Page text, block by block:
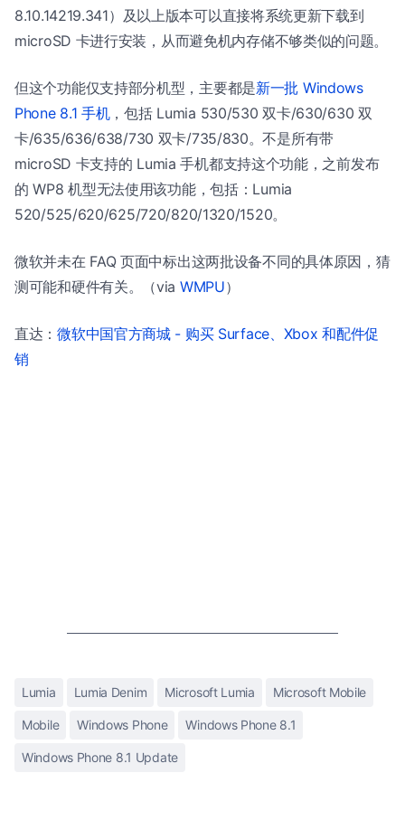
8.10.14219.341）及以上版本可以直接将系统更新下载到
microSD 卡进行安装，从而避免机内存储不够类似的问题。
但这个功能仅支持部分机型，主要都是新一批 Windows
Phone 8.1 手机，包括 Lumia 530/530 双卡/630/630 双
卡/635/636/638/730 双卡/735/830。不是所有带
microSD 卡支持的 Lumia 手机都支持这个功能，之前发布
的 WP8 机型无法使用该功能，包括：Lumia
520/525/620/625/720/820/1320/1520。
微软并未在 FAQ 页面中标出这两批设备不同的具体原因，猜
测可能和硬件有关。（via WMPU）
直达：微软中国官方商城 - 购买 Surface、Xbox 和配件促
销
Lumia Lumia Denim Microsoft Lumia Microsoft Mobile
Mobile Windows Phone Windows Phone 8.1
Windows Phone 8.1 Update